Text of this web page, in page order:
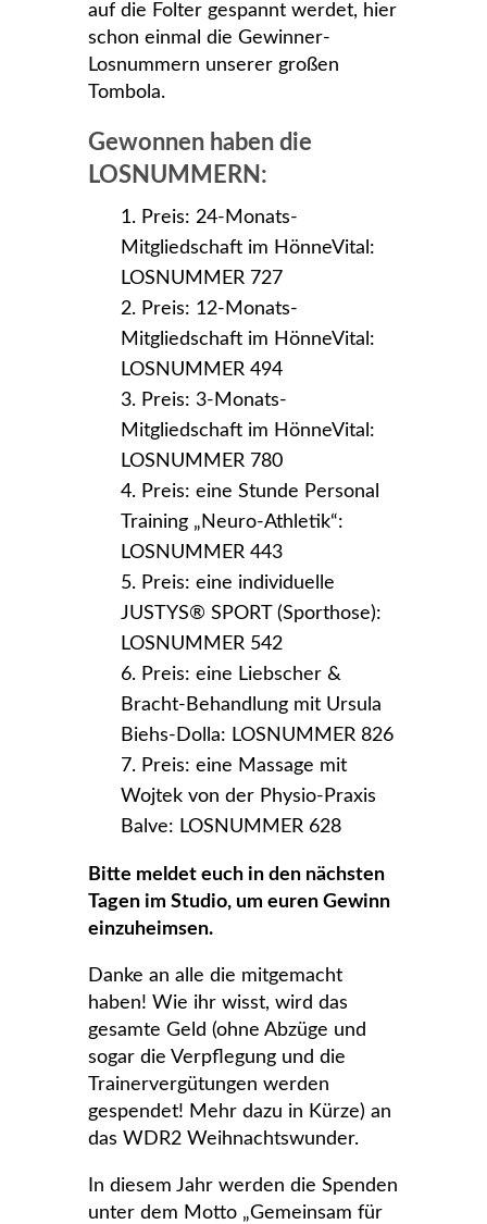
auf die Folter gespannt werdet, hier
schon einmal die Gewinner-
Losnummern unserer großen
Tombola.
Gewonnen haben die
LOSNUMMERN:
Preis: 24-Monats-
Mitgliedschaft im HönneVital:
LOSNUMMER 727
Preis: 12-Monats-
Mitgliedschaft im HönneVital:
LOSNUMMER 494
Preis: 3-Monats-
Mitgliedschaft im HönneVital:
LOSNUMMER 780
Preis: eine Stunde Personal
Training „Neuro-Athletik“:
LOSNUMMER 443
Preis: eine individuelle
JUSTYS® SPORT (Sporthose):
LOSNUMMER 542
Preis: eine Liebscher &
Bracht-Behandlung mit Ursula
Biehs-Dolla: LOSNUMMER 826
Preis: eine Massage mit
Wojtek von der Physio-Praxis
Balve: LOSNUMMER 628
Bitte meldet euch in den nächsten
Tagen im Studio, um euren Gewinn
einzuheimsen.
Danke an alle die mitgemacht
haben! Wie ihr wisst, wird das
gesamte Geld (ohne Abzüge und
sogar die Verpflegung und die
Trainervergütungen werden
gespendet! Mehr dazu in Kürze) an
das WDR2 Weihnachtswunder.
In diesem Jahr werden die Spenden
unter dem Motto „Gemeinsam für